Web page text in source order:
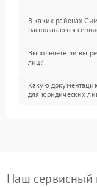
В каких районах
располагаются
Выполняете ли вы
лиц?
Какую
для юридических
Наш сервисный